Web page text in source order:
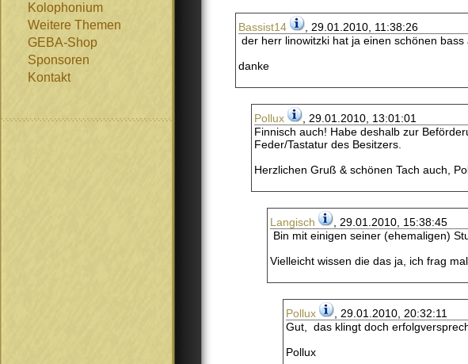
Kolophonium
Weitere Themen
GEBA-Shop
Sponsoren
Kontakt
Bassist14
, 29.01.2010, 11:38:26
der herr linowitzki hat ja einen schönen
danke
Pollux
, 29.01.2010, 13:01:01
Finnisch auch! Habe deshalb zur
Feder/Tastatur des Besitzers.
Herzlichen Gruß & schönen Tach auch,
Langisch
, 29.01.2010, 15:38:45
Bin mit einigen seiner (ehemaligen)
Vielleicht wissen die das ja, ich frag
Pollux
, 29.01.2010, 20:32:11
Gut, das klingt doch
Pollux